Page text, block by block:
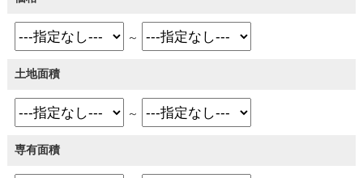
～
土地面積
～
専有面積